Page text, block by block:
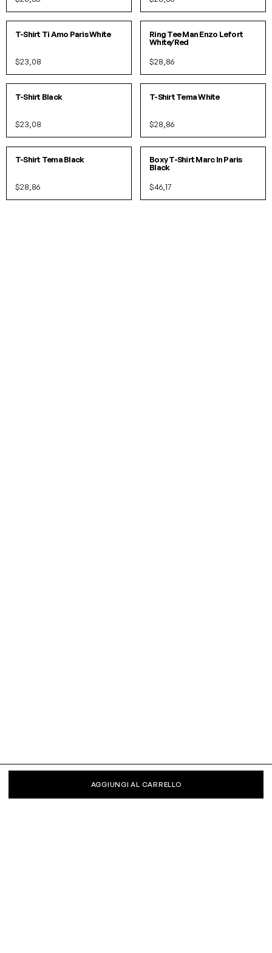
AGGIUNGI AL CARRELLO
IN 2 COLORI
XSSMLXL
T-Shirt Ti Amo Paris White
$23,08
SMLXL
Ring Tee Man Enzo Lefort
White/Red
$28,86
SMLXL
T-Shirt Black
$23,08
SMLXL
T-Shirt Tema White
$28,86
SMLXL
T-Shirt Tema Black
$28,86
S/ML/XL
Boxy T-Shirt Marc In Paris
Black
$46,17